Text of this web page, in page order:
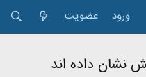
ورود عضویت